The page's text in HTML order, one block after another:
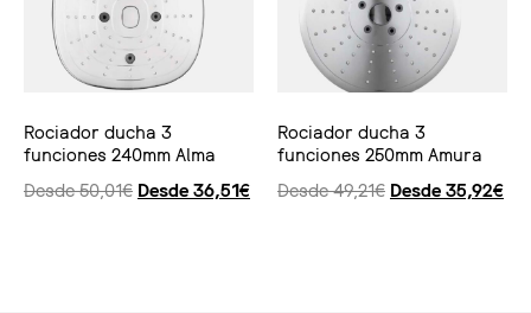
Rociador ducha 3
funciones 240mm Alma
Desde50,01€ Desde 36,51€
Rociador ducha 3
funciones 250mm Amura
Desde49,21€ Desde 35,92€